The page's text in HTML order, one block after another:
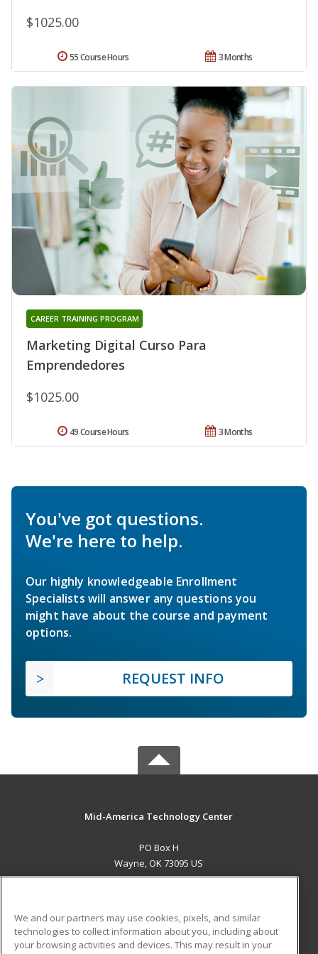
$1025.00
3 Months
55 Course Hours
Marketing Digital Curso Para
Emprendedores
CAREER TRAINING PROGRAM
$1025.00
3 Months
49 Course Hours
You've got questions.
We're here to help.
Our highly knowledgeable Enrollment
Specialists will answer any questions you
might have about the course and payment
options.
REQUEST INFO
Mid-America Technology Center
PO Box H
Wayne, OK 73095 US
ADDITIONAL RESOURCES
We and our partners may use cookies, pixels, and similar
technologies to collect information about you, including about
your browsing activities and devices. This may result in your